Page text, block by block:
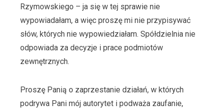
Rzymowskiego – ja się w tej sprawie nie
wypowiadałam, a więc proszę mi nie przypisywać
słów, których nie wypowiedziałam. Spółdzielnia nie
odpowiada za decyzje i prace podmiotów
zewnętrznych.
Proszę Panią o zaprzestanie działań, w których
podrywa Pani mój autorytet i podważa zaufanie,